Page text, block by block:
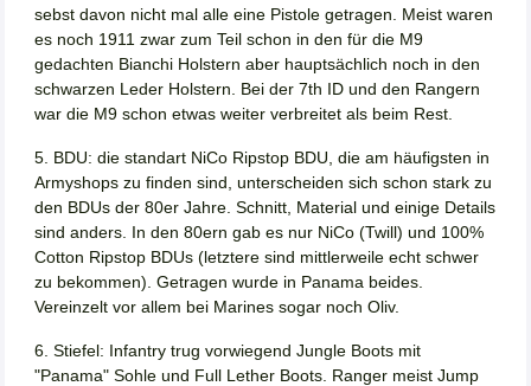
sebst davon nicht mal alle eine Pistole getragen. Meist waren
es noch 1911 zwar zum Teil schon in den für die M9
gedachten Bianchi Holstern aber hauptsächlich noch in den
schwarzen Leder Holstern. Bei der 7th ID und den Rangern
war die M9 schon etwas weiter verbreitet als beim Rest.
5. BDU: die standart NiCo Ripstop BDU, die am häufigsten in
Armyshops zu finden sind, unterscheiden sich schon stark zu
den BDUs der 80er Jahre. Schnitt, Material und einige Details
sind anders. In den 80ern gab es nur NiCo (Twill) und 100%
Cotton Ripstop BDUs (letztere sind mittlerweile echt schwer
zu bekommen). Getragen wurde in Panama beides.
Vereinzelt vor allem bei Marines sogar noch Oliv.
6. Stiefel: Infantry trug vorwiegend Jungle Boots mit
"Panama" Sohle und Full Lether Boots. Ranger meist Jump